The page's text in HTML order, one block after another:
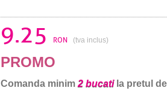
9.25 RON (tva inclus)
PROMO
Comanda minim 2 bucatila pretul de